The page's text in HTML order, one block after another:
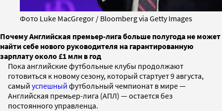
Фото Luke MacGregor / Bloomberg via Getty Images
Почему Английская премьер-лига больше полугода не может
найти себе нового руководителя на гарантированную
зарплату около £1 млн в год
Пока английские футбольные клубы продолжают
готовиться к новому сезону, который стартует 9 августа,
самый успешный футбольный чемпионат в мире —
Английская премьер-лига (АПЛ) — остается без
постоянного управленца.